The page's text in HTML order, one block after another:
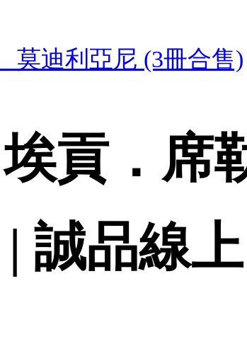
莫迪利亞尼 (3冊合售)
貢．席
誠品線上